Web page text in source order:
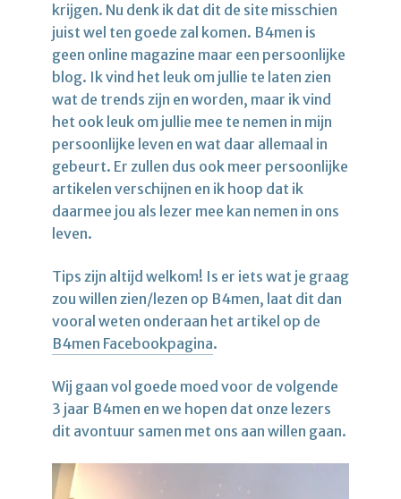
krijgen. Nu denk ik dat dit de site misschien
juist wel ten goede zal komen. B4men is
geen online magazine maar een persoonlijke
blog. Ik vind het leuk om jullie te laten zien
wat de trends zijn en worden, maar ik vind
het ook leuk om jullie mee te nemen in mijn
persoonlijke leven en wat daar allemaal in
gebeurt. Er zullen dus ook meer persoonlijke
artikelen verschijnen en ik hoop dat ik
daarmee jou als lezer mee kan nemen in ons
leven.
Tips zijn altijd welkom! Is er iets wat je graag
zou willen zien/lezen op B4men, laat dit dan
vooral weten onderaan het artikel op de
B4men Facebookpagina.
Wij gaan vol goede moed voor de volgende
3 jaar B4men en we hopen dat onze lezers
dit avontuur samen met ons aan willen gaan.